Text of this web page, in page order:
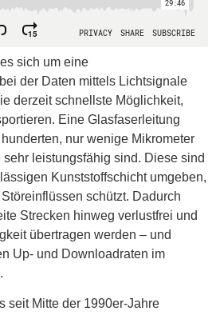
sich um eine
der Daten mittels Lichtsignale
derzeit schnellste Möglichkeit,
Eine Glasfaserleitung
nur wenige Mikrometer
leistungsfähig sind. Diese sind
Kunststoffschicht umgeben,
schützt. Dadurch
Strecken hinweg verlustfrei und
übertragen werden – und
Up- und Downloadraten im
seit Mitte der 1990er-Jahre